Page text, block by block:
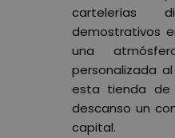
cartelerías
demostrativos
una
personalizada
esta tienda de
descanso un
capital.